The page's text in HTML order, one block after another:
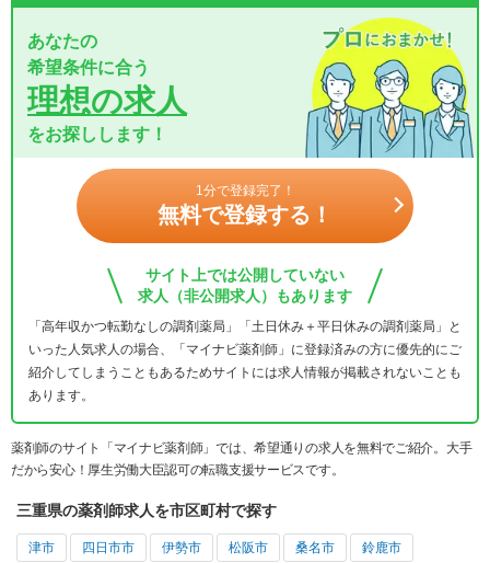
あなたの
希望条件に合う
理想の求人
をお探しします！
1分で登録完了！
無料で登録する！
サイト上では公開していない
求人（非公開求人）もあります
「高年収かつ転勤なしの調剤薬局」「土日休み＋平日休みの調剤薬局」と
いった人気求人の場合、「マイナビ薬剤師」に登録済みの方に優先的にご
紹介してしまうこともあるためサイトには求人情報が掲載されないことも
あります。
薬剤師のサイト「マイナビ薬剤師」では、希望通りの求人を無料でご紹介。大手
だから安心！厚生労働大臣認可の転職支援サービスです。
三重県の薬剤師求人を市区町村で探す
津市 四日市市 伊勢市 松阪市 桑名市 鈴鹿市